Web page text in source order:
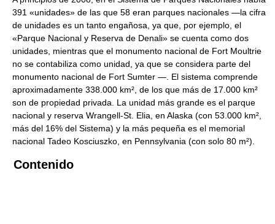
391 «unidades» de las que 58 eran parques nacionales —la cifra
de unidades es un tanto engañosa, ya que, por ejemplo, el
«Parque Nacional y Reserva de Denali» se cuenta como dos
unidades, mientras que el monumento nacional de Fort Moultrie
no se contabiliza como unidad, ya que se considera parte del
monumento nacional de Fort Sumter —. El sistema comprende
aproximadamente 338.000 km², de los que más de 17.000 km²
son de propiedad privada. La unidad más grande es el parque
nacional y reserva Wrangell-St. Elia, en Alaska (con 53.000 km²,
más del 16% del Sistema) y la más pequeña es el memorial
nacional Tadeo Kosciuszko, en Pennsylvania (con solo 80 m²).
Contenido